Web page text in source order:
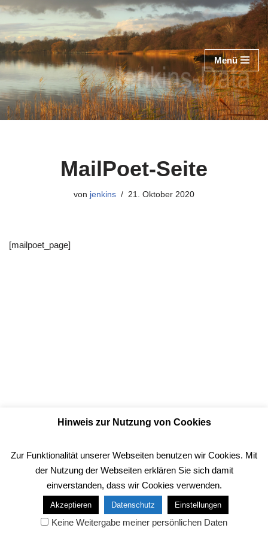
Zum
Inhalt
springen
Menü
MailPoet-Seite
von jenkins 21. Oktober 2020
[mailpoet_page]
Präsentiert von Jenkins-Data.de - Der kostenlosen PC-Hilfe
Copyrights Jenkins Data 2026
Neve| Präsentiert vonWordPress
Hinweis zur Nutzung von Cookies
Zur Funktionalität unserer Webseiten benutzen wir Cookies. Mit
der Nutzung der Webseiten erklären Sie sich damit
einverstanden, dass wir Cookies verwenden.
Akzeptieren Datenschutz Einstellungen
Keine Weitergabe meiner persönlichen Daten